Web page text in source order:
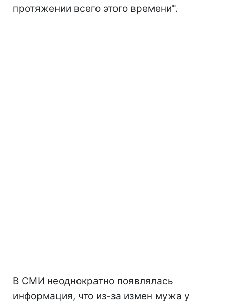
протяжении всего этого времени".
В СМИ неоднократно появлялась
информация, что из-за измен мужа у